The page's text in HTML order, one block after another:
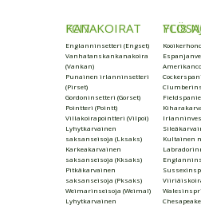
FCI7 KANAKOIRAT
Englanninsetteri (Engset)
Vanhatanskankanakoira
(Vankan)
Punainen irlanninsetteri
(Pirset)
Gordoninsetteri (Gorset)
Pointteri (Pointt)
Villakoirapointteri (Vilpoi)
Lyhytkarvainen
saksanseisoja (Lksaks)
Karkeakarvainen
saksanseisoja (Kksaks)
Pitkäkarvainen
saksanseisoja (Pksaks)
Weimarinseisoja (Weimal)
Lyhytkarvainen
FCI8
Kultainen